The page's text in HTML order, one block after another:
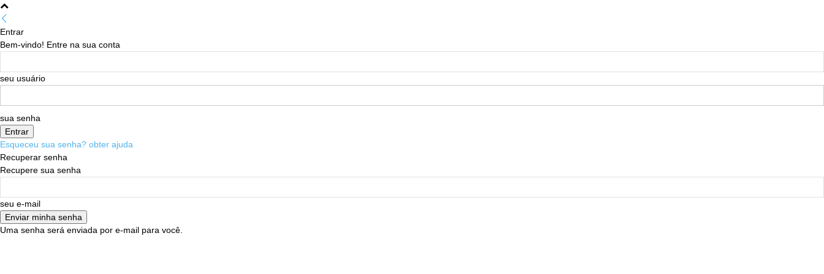
Entrar
Bem-vindo! Entre na sua conta
seu usuário
sua senha
Esqueceu sua senha? obter ajuda
Recuperar senha
Recupere sua senha
seu e-mail
Uma senha será enviada por e-mail para você.